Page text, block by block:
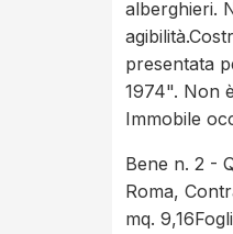
alberghieri.
presentata
1974". Non
Immobile
Bene n. 2 -
Roma,
mq.